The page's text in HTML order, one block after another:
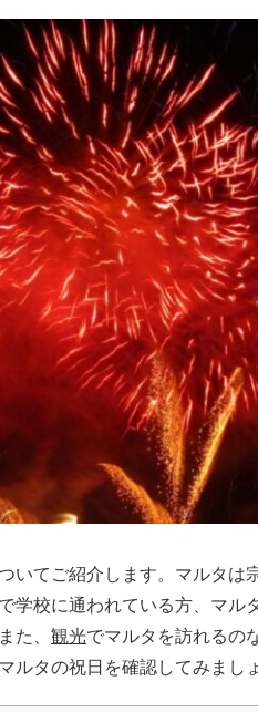
いてご紹介します。マルタは
で学校に通われている方、マル
た、 観光でマルタを訪れるの
ルタの祝日を確認してみましょ